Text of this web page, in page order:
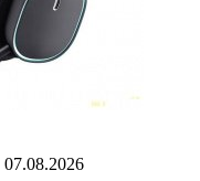
07.08.2026